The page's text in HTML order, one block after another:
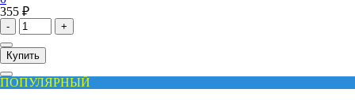
355 ₽
- +
Купить
ПОПУЛЯРНЫЙ